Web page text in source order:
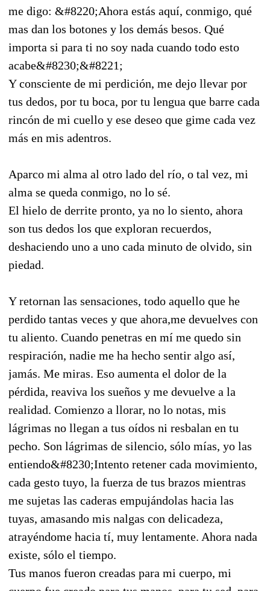
me digo: &#8220;Ahora estás aquí, conmigo, qué
mas dan los botones y los demás besos. Qué
importa si para ti no soy nada cuando todo esto
acabe&#8230;&#8221;
Y consciente de mi perdición, me dejo llevar por
tus dedos, por tu boca, por tu lengua que barre cada
rincón de mi cuello y ese deseo que gime cada vez
más en mis adentros.
Aparco mi alma al otro lado del río, o tal vez, mi
alma se queda conmigo, no lo sé.
El hielo de derrite pronto, ya no lo siento, ahora
son tus dedos los que exploran recuerdos,
deshaciendo uno a uno cada minuto de olvido, sin
piedad.
Y retornan las sensaciones, todo aquello que he
perdido tantas veces y que ahora,me devuelves con
tu aliento. Cuando penetras en mí me quedo sin
respiración, nadie me ha hecho sentir algo así,
jamás. Me miras. Eso aumenta el dolor de la
pérdida, reaviva los sueños y me devuelve a la
realidad. Comienzo a llorar, no lo notas, mis
lágrimas no llegan a tus oídos ni resbalan en tu
pecho. Son lágrimas de silencio, sólo mías, yo las
entiendo&#8230;Intento retener cada movimiento,
cada gesto tuyo, la fuerza de tus brazos mientras
me sujetas las caderas empujándolas hacia las
tuyas, amasando mis nalgas con delicadeza,
atrayéndome hacia tí, muy lentamente. Ahora nada
existe, sólo el tiempo.
Tus manos fueron creadas para mi cuerpo, mi